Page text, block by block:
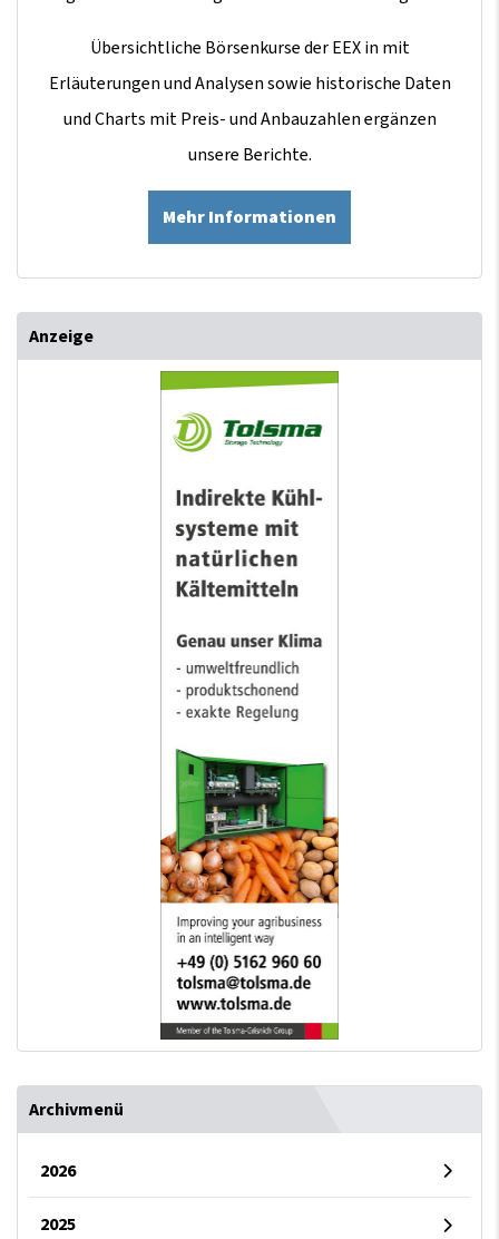
Übersichtliche Börsenkurse der EEX in mit
Erläuterungen und Analysen sowie historische Daten
und Charts mit Preis- und Anbauzahlen ergänzen
unsere Berichte.
Mehr Informationen
Anzeige
Archivmenü
2026
2025